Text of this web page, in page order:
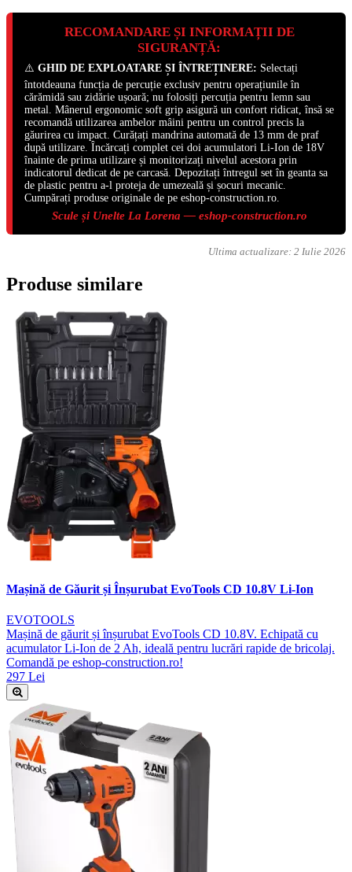
RECOMANDARE ȘI INFORMAȚII DE
SIGURANȚĂ:
⚠️ GHID DE EXPLOATARE ȘI ÎNTREȚINERE: Selectați
întotdeauna funcția de percuție exclusiv pentru operațiunile în
cărămidă sau zidărie ușoară; nu folosiți percuția pentru lemn sau
metal. Mânerul ergonomic soft grip asigură un confort ridicat, însă se
recomandă utilizarea ambelor mâini pentru un control precis la
găurirea cu impact. Curățați mandrina automată de 13 mm de praf
după utilizare. Încărcați complet cei doi acumulatori Li-Ion de 18V
înainte de prima utilizare și monitorizați nivelul acestora prin
indicatorul dedicat de pe carcasă. Depozitați întregul set în geanta sa
de plastic pentru a-l proteja de umezeală și șocuri mecanic.
Cumpărați produse originale de pe eshop-construction.ro.
Scule și Unelte La Lorena — eshop-construction.ro
Ultima actualizare: 2 Iulie 2026
Produse similare
Mașină de Găurit și Înșurubat EvoTools CD 10.8V Li-Ion
EVOTOOLS
Mașină de găurit și înșurubat EvoTools CD 10.8V. Echipată cu
acumulator Li-Ion de 2 Ah, ideală pentru lucrări rapide de bricolaj.
Comandă pe eshop-construction.ro!
297 Lei